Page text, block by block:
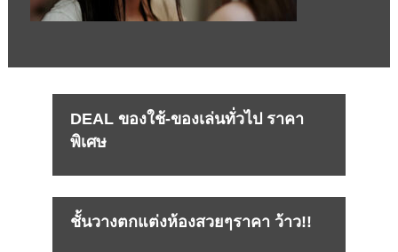
DEAL ของใช้-ของเล่นทั่วไป ราคา
พิเศษ
ชั้นวางตกแต่งห้องสวยๆราคา ว้าว!!